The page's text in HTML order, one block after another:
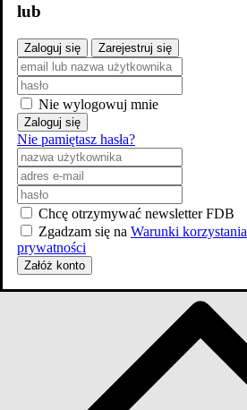
Skocz do wybranego zawodu
Aktorzy
5
lub
Zaloguj się Zarejestruj się
Nie wylogowuj mnie
Zaloguj się
Nie pamiętasz hasła?
Chcę otrzymywać newsletter FDB
Zgadzam się na Warunki korzystania
prywatności
Załóż konto